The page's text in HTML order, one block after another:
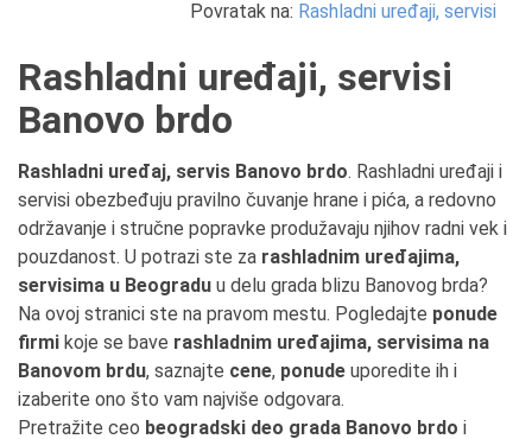
Povratak na: Rashladni uređaji, servisi
Rashladni uređaji, servisi
Banovo brdo
Rashladni uređaj, servis Banovo brdo. Rashladni uređaji i
servisi obezbeđuju pravilno čuvanje hrane i pića, a redovno
održavanje i stručne popravke produžavaju njihov radni vek i
pouzdanost. U potrazi ste za rashladnim uređajima,
servisima u Beogradu u delu grada blizu Banovog brda?
Na ovoj stranici ste na pravom mestu. Pogledajte ponude
firmi koje se bave rashladnim uređajima, servisima na
Banovom brdu, saznajte cene, ponude uporedite ih i
izaberite ono što vam najviše odgovara.
Pretražite ceo beogradski deo grada Banovo brdo i